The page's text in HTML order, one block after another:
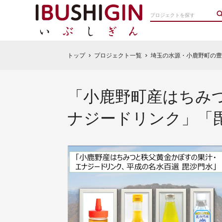
トップ chevron_right プロジェクト一覧 chevron_right 埼玉の水源・小鹿野町の
「小鹿野町産はち
ナジードリンク」「